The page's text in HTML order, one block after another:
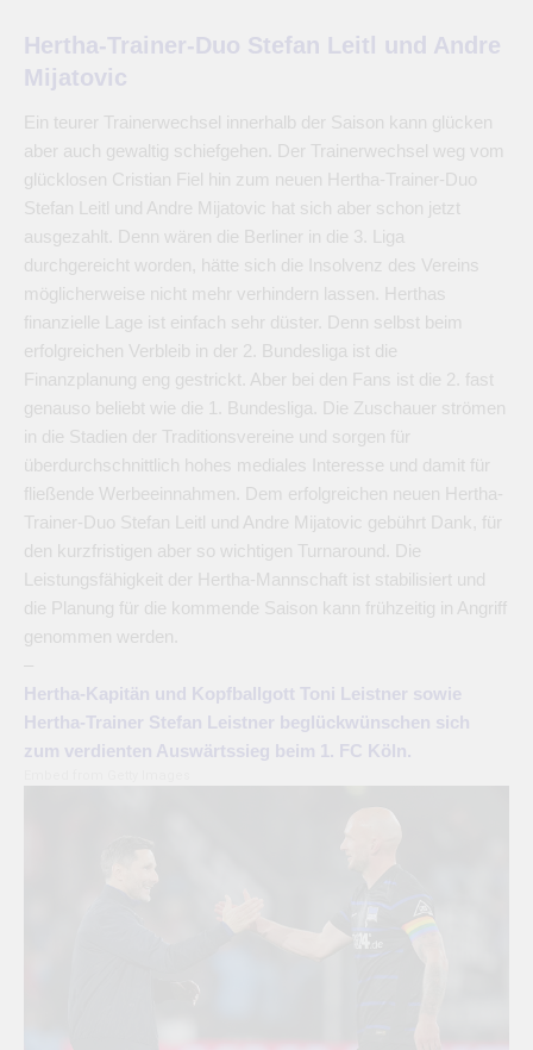
Hertha-Trainer-Duo Stefan Leitl und Andre
Mijatovic
Ein teurer Trainerwechsel innerhalb der Saison kann glücken
aber auch gewaltig schiefgehen. Der Trainerwechsel weg vom
glücklosen Cristian Fiel hin zum neuen Hertha-Trainer-Duo
Stefan Leitl und Andre Mijatovic hat sich aber schon jetzt
ausgezahlt. Denn wären die Berliner in die 3. Liga
durchgereicht worden, hätte sich die Insolvenz des Vereins
möglicherweise nicht mehr verhindern lassen. Herthas
finanzielle Lage ist einfach sehr düster. Denn selbst beim
erfolgreichen Verbleib in der 2. Bundesliga ist die
Finanzplanung eng gestrickt. Aber bei den Fans ist die 2. fast
genauso beliebt wie die 1. Bundesliga. Die Zuschauer strömen
in die Stadien der Traditionsvereine und sorgen für
überdurchschnittlich hohes mediales Interesse und damit für
fließende Werbeeinnahmen. Dem erfolgreichen neuen Hertha-
Trainer-Duo Stefan Leitl und Andre Mijatovic gebührt Dank, für
den kurzfristigen aber so wichtigen Turnaround. Die
Leistungsfähigkeit der Hertha-Mannschaft ist stabilisiert und
die Planung für die kommende Saison kann frühzeitig in Angriff
genommen werden.
–
Hertha-Kapitän und Kopfballgott Toni Leistner sowie
Hertha-Trainer Stefan Leistner beglückwünschen sich
zum verdienten Auswärtssieg beim 1. FC Köln.